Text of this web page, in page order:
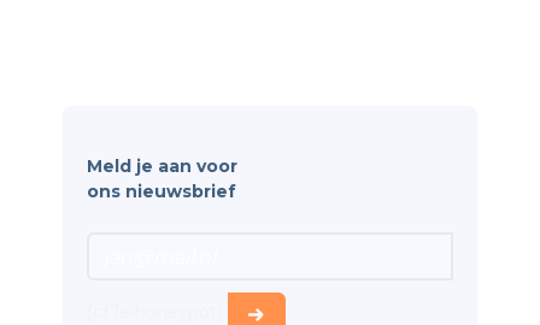
Meld je aan voor
ons nieuwsbrief